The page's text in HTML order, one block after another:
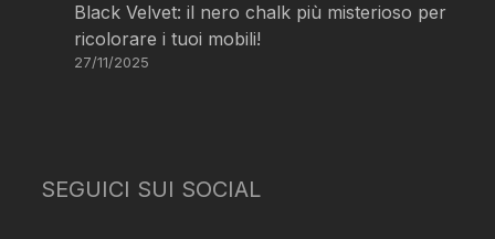
Black Velvet: il nero chalk più misterioso per
ricolorare i tuoi mobili!
27/11/2025
SEGUICI SUI SOCIAL